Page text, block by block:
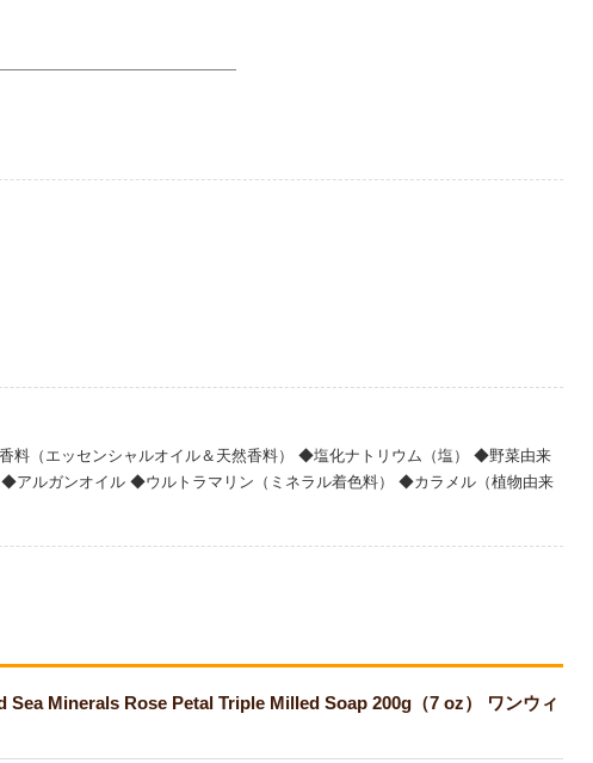
（エッセンシャルオイル＆天然香料） ◆塩化ナトリウム（塩） ◆野菜由来
ルガンオイル ◆ウルトラマリン（ミネラル着色料） ◆カラメル（植物由来
Minerals Rose Petal Triple Milled Soap 200g（7 oz） ワンウィ